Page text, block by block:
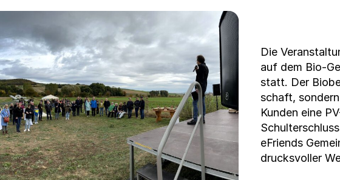
Die
auf dem Bio-
statt. Der
schaft,
Kun­den eine
eFriends
drucksvoller